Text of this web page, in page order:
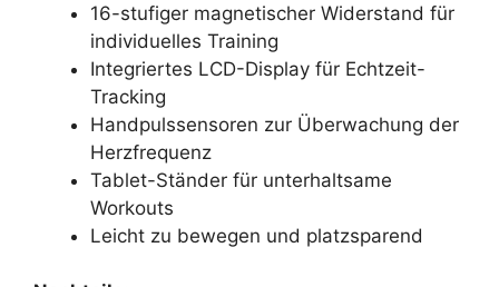
16-stufiger magnetischer Widerstand für
individuelles Training
Integriertes LCD-Display für Echtzeit-
Tracking
Handpulssensoren zur Überwachung der
Herzfrequenz
Tablet-Ständer für unterhaltsame
Workouts
Leicht zu bewegen und platzsparend